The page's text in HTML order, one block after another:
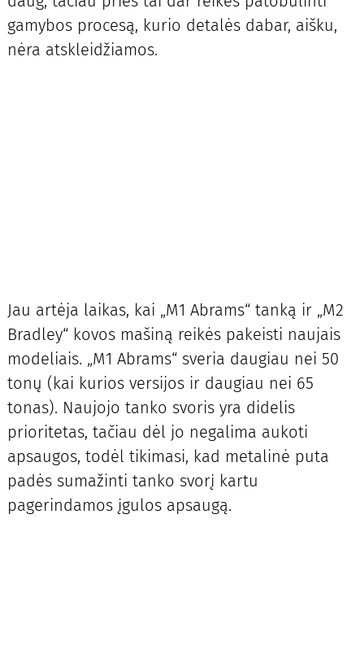
gamybos procesą, kurio detalės dabar, aišku,
nėra atskleidžiamos.
Jau artėja laikas, kai „M1 Abrams“ tanką ir „M2
Bradley“ kovos mašiną reikės pakeisti naujais
modeliais. „M1 Abrams“ sveria daugiau nei 50
tonų (kai kurios versijos ir daugiau nei 65
tonas). Naujojo tanko svoris yra didelis
prioritetas, tačiau dėl jo negalima aukoti
apsaugos, todėl tikimasi, kad metalinė puta
padės sumažinti tanko svorį kartu
pagerindamos įgulos apsaugą.